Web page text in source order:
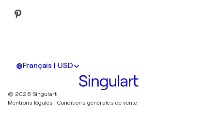
Français | USD
© 2026 Singulart
Mentions légales. Conditions générales de vente